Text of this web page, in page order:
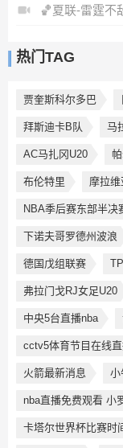
热门TAG
贾奎斯科尔多巴
拜斯迪卡B队 马
AC马扎冈U20
布伦特里 摩拉
NBA季后赛东部半决
下诺夫哥罗德州波浪
德国戊组联赛
弗拉门戈RJ女足U20
中央5台直播nba
cctv5体育节目在线
火箭最新消息 小
nba直播免费观看 小
卡塔尔世界杯比赛时